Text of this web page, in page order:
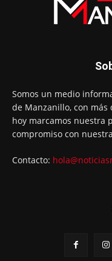
Somos un medio
de Manzanillo, con más
hoy marcamos nuestra
compromiso con
Contacto: